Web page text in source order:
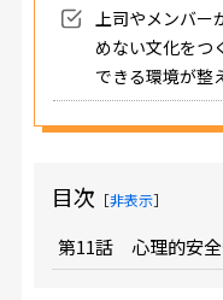
上司やメンバ
めない文化をつ
できる環境が整
目次 ［非表示］
第11話 心理的安